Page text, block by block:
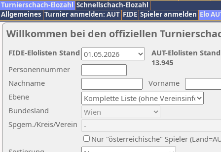
Turnierschach-Elozahl Schnellschach-Elozahl
Allgemeines Turnier anmelden: AUT FIDE Spieler anmelden Elo
Willkommen bei den offiziellen
Nachname
Vorname
Ebene
Personennummer
Bundesland
Spgem./Kreis/Verein
Nur "österreichische" Spieler
AUT-Elolisten
13.945
FIDE-Elolisten Stand